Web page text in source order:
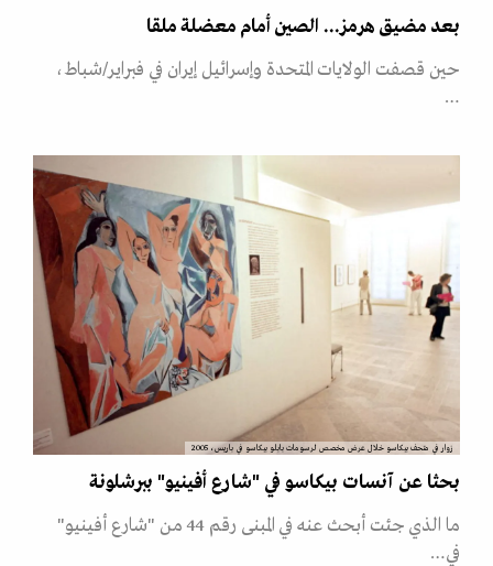
بعد مضيق هرمز... الصين أمام معضلة ملقا
حين قصفت الولايات المتحدة وإسرائيل إيران في فبراير/شباط،
…
زوار في متحف بيكاسو خلال عرض مخصص لرسومات بابلو بيكاسو في باريس، 2005
بحثا عن آنسات بيكاسو في "شارع أفينيو" ببرشلونة
ما الذي جئت أبحث عنه في المبنى رقم 44 من "شارع أفينيو"
في…